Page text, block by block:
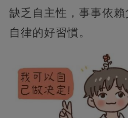
缺乏自主性，事事依
自律的好習慣。